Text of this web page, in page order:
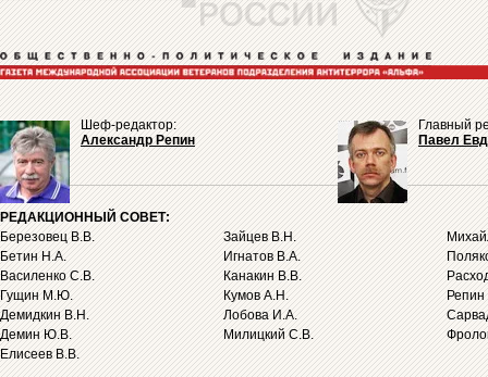
Шеф-редактор:
Александр Репин
Главный
Павел
РЕДАКЦИОННЫЙ СОВЕТ:
Березовец В.В.
Бетин Н.А.
Василенко С.В.
Гущин М.Ю.
Демидкин В.Н.
Демин Ю.В.
Елисеев В.В.
Зайцев В.Н.
Игнатов В.А.
Канакин В.В.
Кумов А.Н.
Лобова И.А.
Милицкий С.В.
Репин